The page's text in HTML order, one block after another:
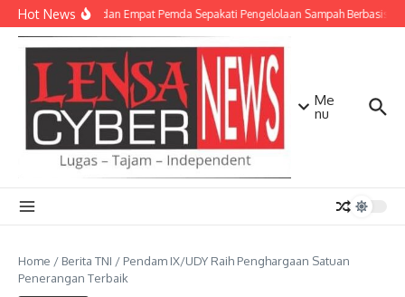
Lewati ke konten
Hot NewsTNI AD dan Empat Pemda Sepakati Pengelolaan Sampah Berbasis
Me
nu
Home / Berita TNI / Pendam IX/UDY Raih Penghargaan Satuan
Penerangan Terbaik